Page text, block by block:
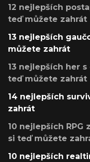
12 nejlepších
teď můžete zahrát
13 nejlepších
můžete zahrát
13 nejlepších her
teď můžete zahrát
14 nejlepších
zahrát
10 nejlepších
si teď můžete
10 nejlepších